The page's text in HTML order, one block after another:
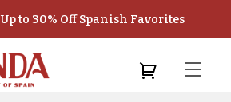
to 30% Off Spanish Favorites